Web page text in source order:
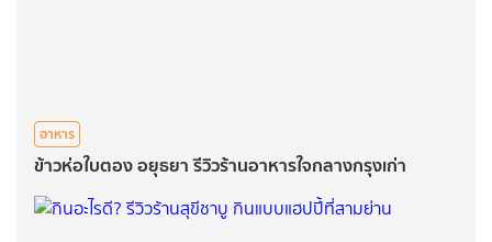
อาหาร
ข้าวห่อใบตอง อยุธยา รีวิวร้านอาหารใจกลางกรุงเก่า